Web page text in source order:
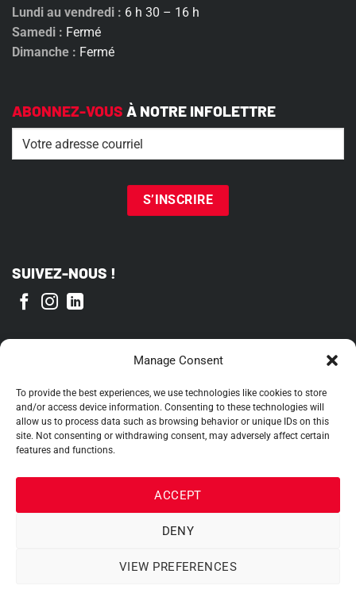
Manage Consent
To provide the best experiences, we use technologies like cookies to store
and/or access device information. Consenting to these technologies will
allow us to process data such as browsing behavior or unique IDs on this
site. Not consenting or withdrawing consent, may adversely affect certain
features and functions.
ACCEPT
DENY
VIEW PREFERENCES
Lundi au vendredi : 6 h 30 – 16 h
Samedi : Fermé
Dimanche : Fermé
ABONNEZ-VOUS À NOTRE INFOLETTRE
Email (Nécessaire)
SUIVEZ-NOUS !